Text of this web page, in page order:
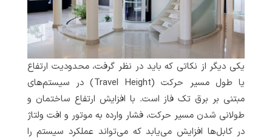
یکی دیگر از نکاتی که باید در نظر گرفت، محدودیت ارتفاع
یا طول مسیر حرکت (Travel Height) در سیستم‌های
مبتنی بر برق تک فاز است. با افزایش ارتفاع ساختمان و
طولانی شدن مسیر حرکت، فشار وارده به موتور و افت ولتاژ
در کابل‌ها افزایش می‌یابد که می‌تواند عملکرد سیستم را